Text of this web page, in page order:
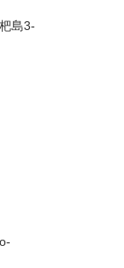
島3-